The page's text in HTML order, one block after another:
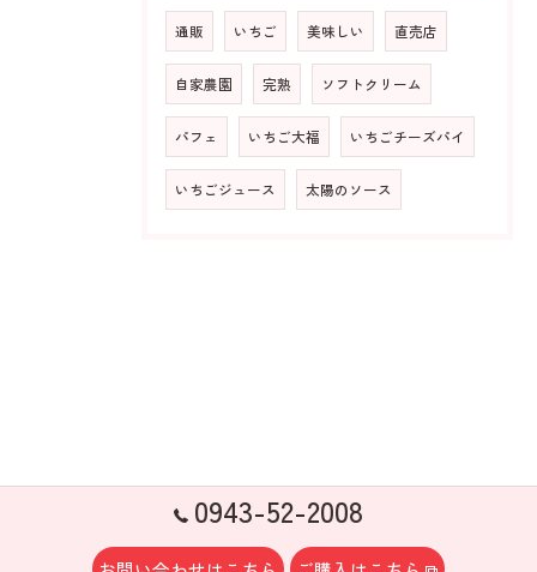
通販 いちご 美味しい 直売店
自家農園 完熟 ソフトクリーム
パフェ いちご大福 いちごチーズパイ
いちごジュース 太陽のソース
0943-52-2008